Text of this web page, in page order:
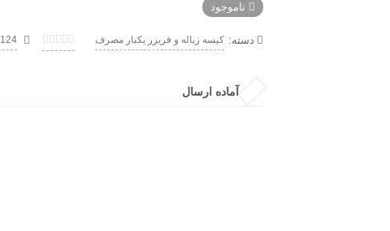
ناموجود
دسته: کیسه زباله و فریزر یکبار مصرف 124 فروش موفق
آماده ارسال